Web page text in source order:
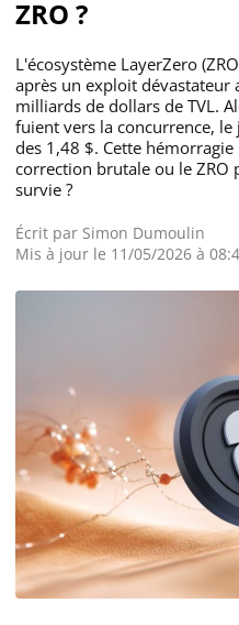
ZRO ?
L'écosystème LayerZero
après un exploit dévastateur
milliards de dollars de TVL.
fuient vers la concurrence,
des 1,48 $. Cette
correction brutale ou le
survie ?
Écrit par Simon Dumoulin
Mis à jour le 11/05/2026 à